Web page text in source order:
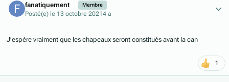
fanatiquement Membre
Posté(e) le 13 octobre 20214 a
J’espère vraiment que les chapeaux seront constitués avant la can
1